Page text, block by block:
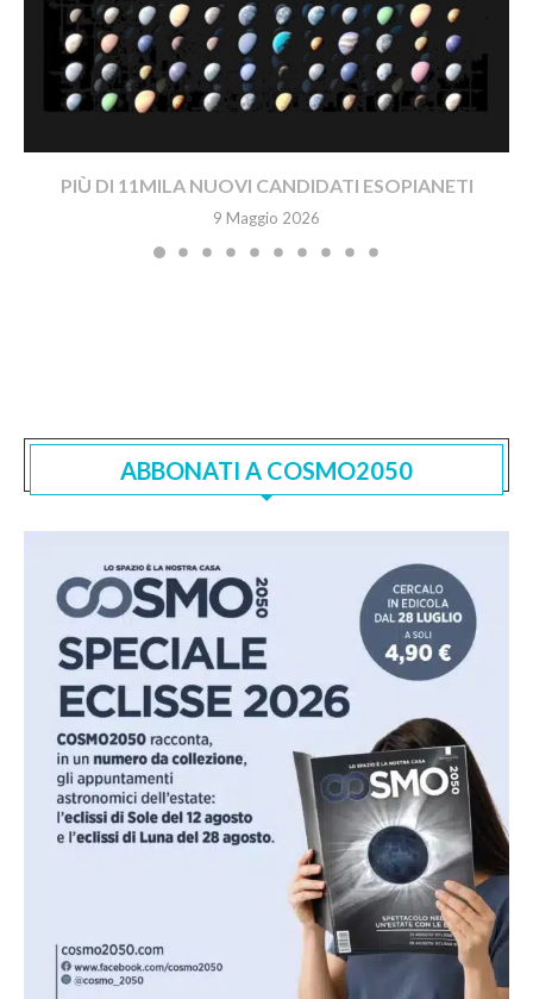
PIÙ DI 11MILA NUOVI CANDIDATI ESOPIANETI
9 Maggio 2026
ABBONATI A COSMO2050